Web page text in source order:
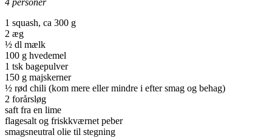
4 personer
1 squash, ca 300 g
2 æg
½ dl mælk
100 g hvedemel
1 tsk bagepulver
150 g majskerner
½ rød chili (kom mere eller mindre i efter smag og behag)
2 forårsløg
saft fra en lime
flagesalt og friskkværnet peber
smagsneutral olie til stegning